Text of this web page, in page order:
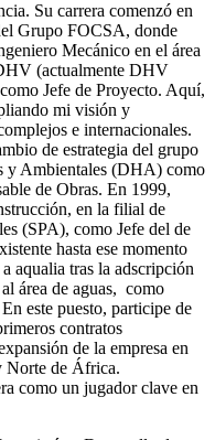
Su carrera comenzó en
Grupo FOCSA, donde
Mecánico en el área
(actualmente DHV
Jefe de Proyecto. Aquí,
mi visión y
e internacionales.
de estrategia del grupo
y Ambientales (DHA) como
de Obras. En 1999,
en la filial de
(SPA), como Jefe del de
hasta ese momento
aqualia tras la adscripción
área de aguas, como
este puesto, participe de
contratos
de la empresa en
Norte de África.
como un jugador clave en